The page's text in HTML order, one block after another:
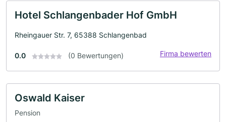
Hotel Schlangenbader Hof GmbH
Rheingauer Str. 7, 65388 Schlangenbad
0.0 (0 Bewertungen) Firma bewerten
Oswald Kaiser
Pension